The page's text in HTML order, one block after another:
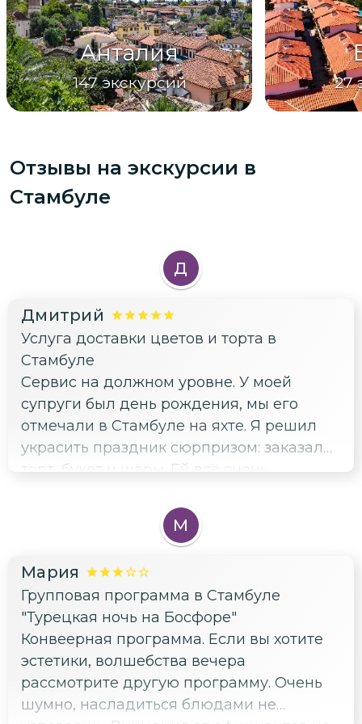
Анталия
147 экскурсий 27
Отзывы на экскурсии в
Стамбуле
Д
Дмитрий
Услуга доставки цветов и торта в
Стамбуле
Сервис на должном уровне. У моей
супруги был день рождения, мы его
отмечали в Стамбуле на яхте. Я решил
украсить праздник сюрпризом: заказал
торт, букет и шары. Ей всё очень
слаженность услуги. Рекомендую, вашим
близким придется по душе такой знак
М
Мария
Групповая программа в Стамбуле
"Турецкая ночь на Босфоре"
Конвеерная программа. Если вы хотите
эстетики, волшебства вечера
рассмотрите другую программу. Очень
шумно, насладиться блюдами не